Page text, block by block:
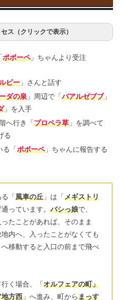
ス（クリックで表示）
ポポーペ」ちゃんより受注
ピー」さんと話す
ダの泉」周辺で「バアルゼブブ」
」を入手
へ行き「プロペラ草」を調べて
る
「ポポーペ」ちゃんに報告する
る「風車の丘 」は「メギストリ
っています。 バシっ娘で、
ったことがあれば、そのまま
地内へ、入ったことがなくても
へ移動すると入口の前まで飛べ
行く場合、「オルフェアの町」
方西 」へ進み、町からまっす